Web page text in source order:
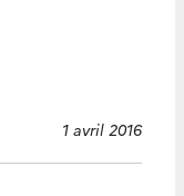
1 avril 2016